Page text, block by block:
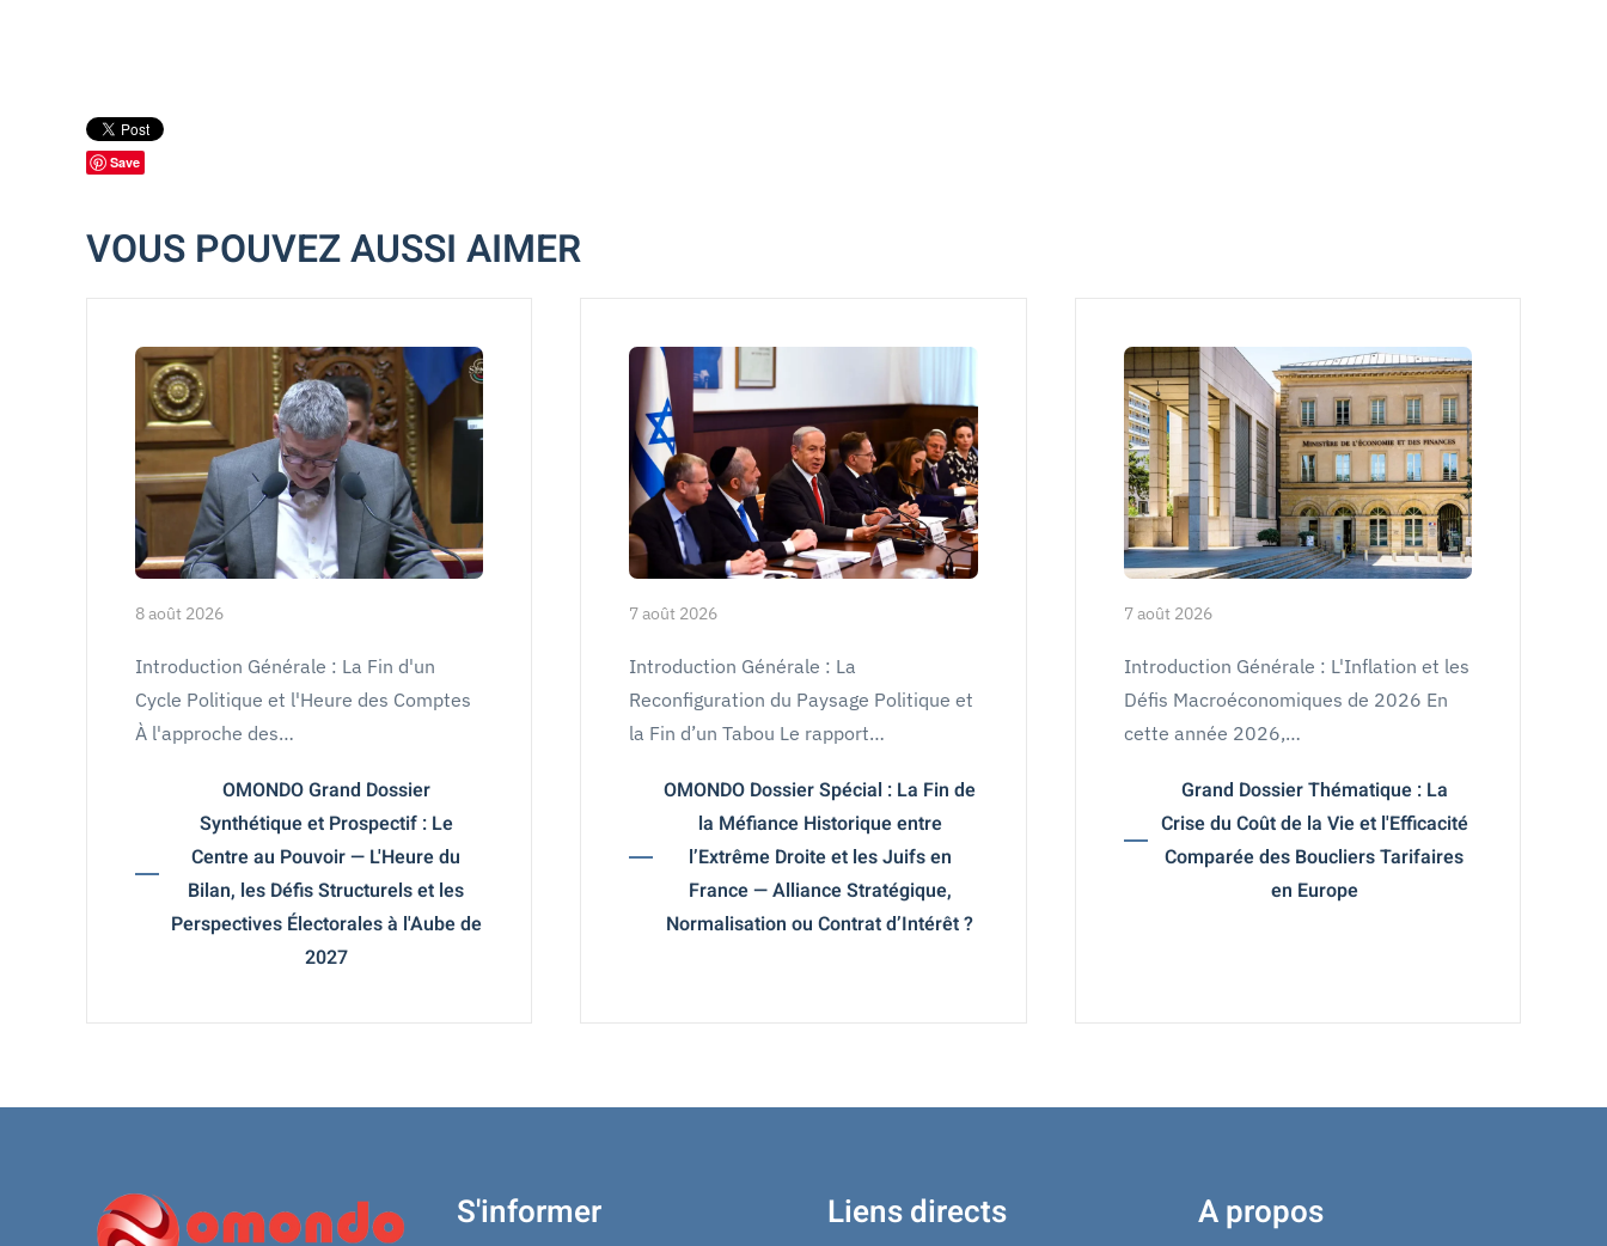
Save
VOUS POUVEZ AUSSI AIMER
8 août 2026
Introduction Générale : La Fin d'un
Cycle Politique et l'Heure des Comptes
À l'approche des…
OMONDO Grand Dossier
Synthétique et Prospectif : Le
Centre au Pouvoir — L'Heure du
Bilan, les Défis Structurels et les
Perspectives Électorales à l'Aube de
2027
7 août 2026
Introduction Générale : La
Reconfiguration du Paysage Politique et
la Fin d’un Tabou Le rapport…
OMONDO Dossier Spécial : La Fin de
la Méfiance Historique entre
l’Extrême Droite et les Juifs en
France — Alliance Stratégique,
Normalisation ou Contrat d’Intérêt ?
7 août 2026
Introduction Générale : L'Inflation et les
Défis Macroéconomiques de 2026 En
cette année 2026,…
Grand Dossier Thématique : La
Crise du Coût de la Vie et l'Efficacité
Comparée des Boucliers Tarifaires
en Europe
S'informer Liens directs A propos